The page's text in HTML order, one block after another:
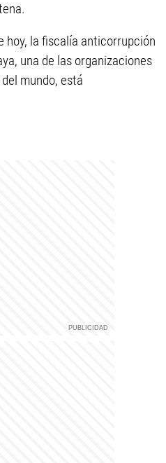
hoy, la fiscalía anticorrupción
, una de las organizaciones
mundo, está